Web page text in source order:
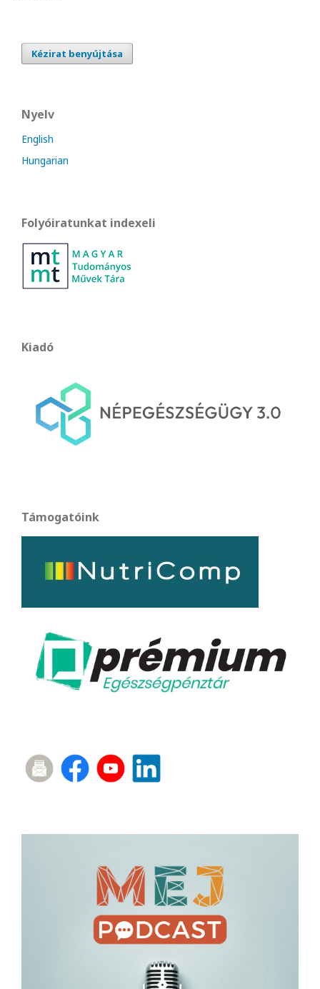
Kézirat benyújtása
Nyelv
English
Hungarian
Folyóiratunkat indexeli
Kiadó
Támogatóink